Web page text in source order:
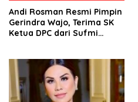
Andi Rosman Resmi Pimpin
Gerindra Wajo, Terima SK
Ketua DPC dari Sufmi